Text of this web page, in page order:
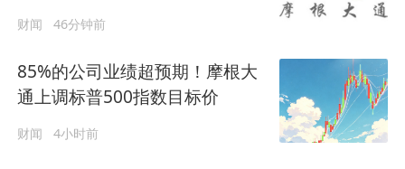
财闻 46分钟前
85%的公司业绩超预期！摩根大
通上调标普500指数目标价
财闻 4小时前